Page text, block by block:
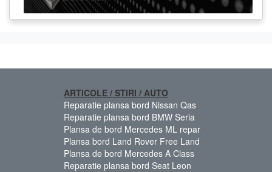
ARTICOLE / STIRI / AUTO
Reparatie plansa bord Nissan Qas
Reparatie plansa bord BMW Seria
Plansa de bord Mercedes ML repar
Plansa bord Land Rover Free Land
Plansa de bord Mercedes A Class
Reparatie plansa bord Seat Leon